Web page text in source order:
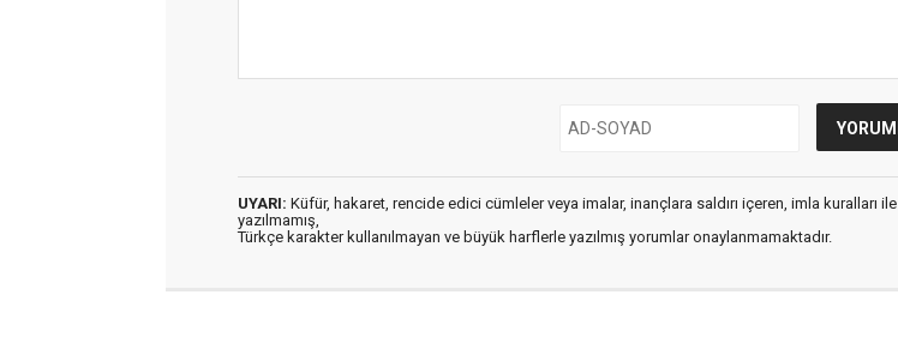
UYARI: Küfür, hakaret, rencide edici cümleler veya imalar, inançlara saldırı içeren, imla kuralları ile
yazılmamış,
Türkçe karakter kullanılmayan ve büyük harflerle yazılmış yorumlar onaylanmamaktadır.